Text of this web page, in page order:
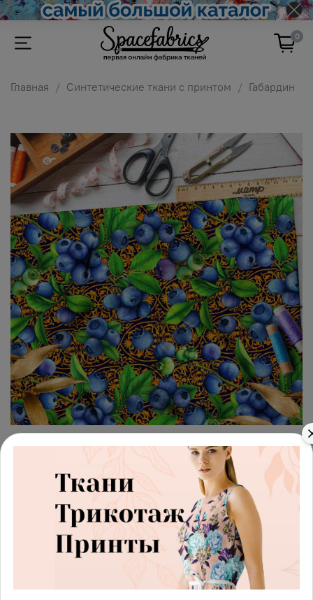
0
Главная Синтетические ткани с принтом Габардин
(0) арт.42871072_gabardin
Ткань габардин спелая
черника хохломой на фоне
Получить доступ к оптовым ценам
454.00 руб
В корзину